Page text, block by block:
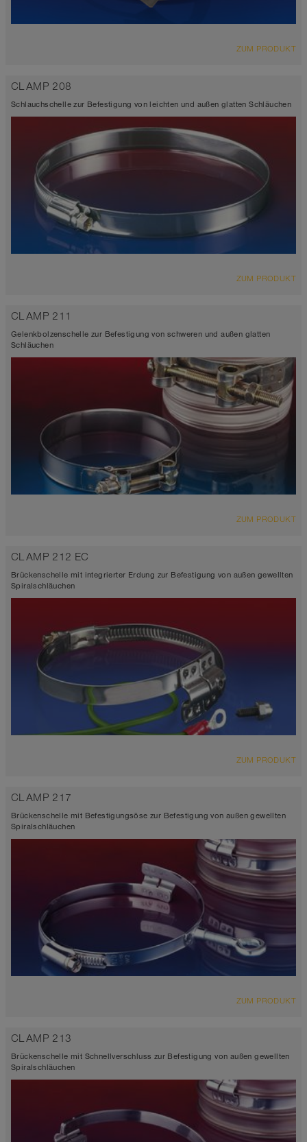
ZUM PRODUKT
CLAMP 208
Schlauchschelle zur Befestigung von leichten und außen glatten Schläuchen
ZUM PRODUKT
CLAMP 211
Gelenkbolzenschelle zur Befestigung von schweren und außen glatten
Schläuchen
ZUM PRODUKT
CLAMP 212 EC
Brückenschelle mit integrierter Erdung zur Befestigung von außen gewellten
Spiralschläuchen
ZUM PRODUKT
CLAMP 217
Brückenschelle mit Befestigungsöse zur Befestigung von außen gewellten
Spiralschläuchen
ZUM PRODUKT
CLAMP 213
Brückenschelle mit Schnellverschluss zur Befestigung von außen gewellten
Spiralschläuchen